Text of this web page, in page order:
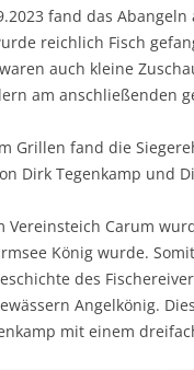
fand das
reichlich Fisch
auch kleine
am anschließenden
Grillen fand die
Dirk Tegenkamp und
Vereinsteich Carum
König wurde.
des
Angelkönig.
mit einem